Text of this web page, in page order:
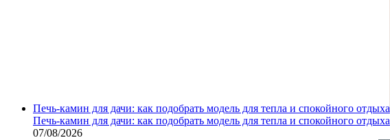
Печь-камин для дачи: как подобрать модель для тепла и спокойного отдыха
Печь-камин для дачи: как подобрать модель для тепла и спокойного отдыха
07/08/2026